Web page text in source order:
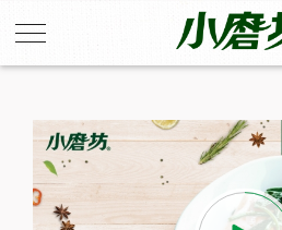
蒜味十三香手抓海鮮